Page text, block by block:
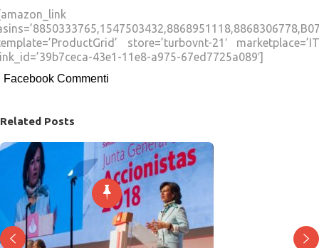
store=’turbovnt-21′
43e1-11e8-a975-67ed7725a089′]
Facebook Commenti
Related Posts